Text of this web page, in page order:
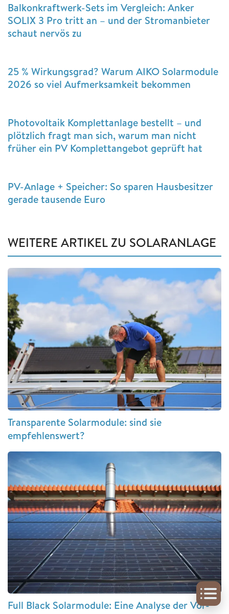
Balkonkraftwerk-Sets im Vergleich: Anker
SOLIX 3 Pro tritt an – und der Stromanbieter
schaut nervös zu
25 % Wirkungsgrad? Warum AIKO Solarmodule
2026 so viel Aufmerksamkeit bekommen
Photovoltaik Komplettanlage bestellt – und
plötzlich fragt man sich, warum man nicht
früher ein PV Komplettangebot geprüft hat
PV-Anlage + Speicher: So sparen Hausbesitzer
gerade tausende Euro
WEITERE ARTIKEL ZU SOLARANLAGE
Transparente Solarmodule: sind sie
empfehlenswert?
Full Black Solarmodule: Eine Analyse der Vor-